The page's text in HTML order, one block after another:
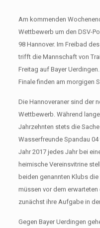
Am kommenden
Wettbewerb um den DSV-
98 Hannover. Im Freibad
trifft die Mannschaft von
Freitag auf Bayer
Finale finden am morgigen
Die Hannoveraner sind der
Wettbewerb. Während
Jahrzehnten stets die
Wasserfreunde Spandau
Jahr 2017 jedes Jahr bei
heimische Vereinsvitrine
beiden genannten Klubs
müssen vor dem
zunächst ihre Aufgabe in
Gegen Bayer Uerdingen